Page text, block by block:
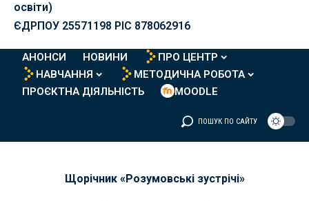
освіти)
ЄДРПОУ 25571198 PIC 878062916
АНОНСИ НОВИНИ
ПРО ЦЕНТР
НАВЧАННЯ
МЕТОДИЧНА РОБОТА
ПРОЄКТНА ДІЯЛЬНІСТЬ
MOODLE
ПОШУК ПО САЙТУ
Щорічник «Розумовські зустрічі»